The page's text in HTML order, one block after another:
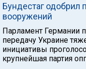
Бундестаг одобрил
вооружений
Парламент Германии
передачу Украине
инициативы
крупнейшая партия